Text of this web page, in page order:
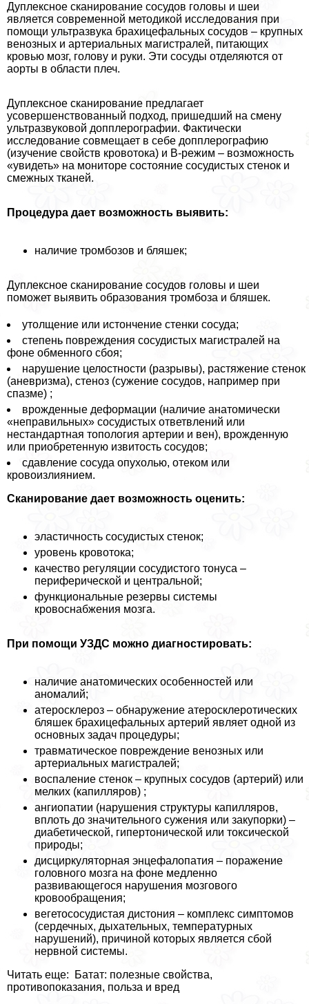
Дуплексное сканирование сосудов головы и шеи
является современной методикой исследования при
помощи ультразвука брахицефальных сосудов – крупных
венозных и артериальных магистралей, питающих
кровью мозг, голову и руки. Эти сосуды отделяются от
аорты в области плеч.
Дуплексное сканирование предлагает
усовершенствованный подход, пришедший на смену
ультразвуковой допплерографии. Фактически
исследование совмещает в себе допплерографию
(изучение свойств кровотока) и В-режим – возможность
«увидеть» на мониторе состояние сосудистых стенок и
смежных тканей.
Процедypa дает возможность выявить:
наличие тромбозов и бляшек;
Дуплексное сканирование сосудов головы и шеи
поможет выявить образования тромбоза и бляшек.
утолщение или истончение стенки сосуда;
степень повреждения сосудистых магистралей на
фоне обменного сбоя;
нарушение целостности (разрывы), растяжение стенок
(аневризма), стеноз (сужение сосудов, например при
спазме) ;
врожденные деформации (наличие анатомически
«неправильных» сосудистых ответвлений или
нестандартная топология артерии и вен), врожденную
или приобретенную извитость сосудов;
сдавление сосуда опухолью, отеком или
кровоизлиянием.
Сканирование дает возможность оценить:
эластичность сосудистых стенок;
уровень кровотока;
качество регуляции сосудистого тонуса –
периферической и центральной;
функциональные резервы системы
кровоснабжения мозга.
При помощи УЗДС можно диагностировать:
наличие анатомических особенностей или
аномалий;
атеросклероз – обнаружение атеросклеротических
бляшек брахицефальных артерий являет одной из
основных задач процедуры;
травматическое повреждение венозных или
артериальных магистралей;
воспаление стенок – крупных сосудов (артерий) или
мелких (капилляров) ;
ангиопатии (нарушения структуры капилляров,
вплоть до значительного сужения или закупорки) –
диабетической, гипертонической или токсической
природы;
дисциркуляторная энцефалопатия – поражение
головного мозга на фоне медленно
развивающегося нарушения мозгового
кровообращения;
вегетососудистая дистония – комплекс симптомов
(сердечных, дыхательных, температурных
нарушений), причиной которых является сбой
нервной системы.
Читать еще: Батат: полезные свойства,
противопоказания, польза и вред